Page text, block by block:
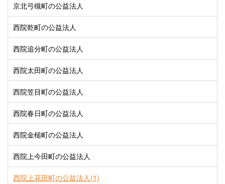
京北弓槻町の公益法人
西院乾町の公益法人
西院追分町の公益法人
西院太田町の公益法人
西院笠目町の公益法人
西院春日町の公益法人
西院金槌町の公益法人
西院上今田町の公益法人
西院上花田町の公益法人(1)